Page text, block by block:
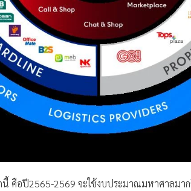
นี้ คือปี2565-2569 จะใช้งบประมาณมหาศาลม